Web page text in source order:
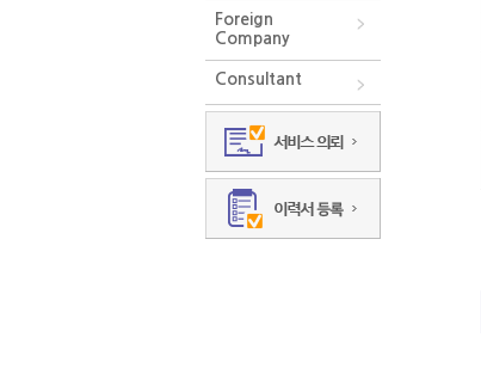
Foreign
Company
Consultant